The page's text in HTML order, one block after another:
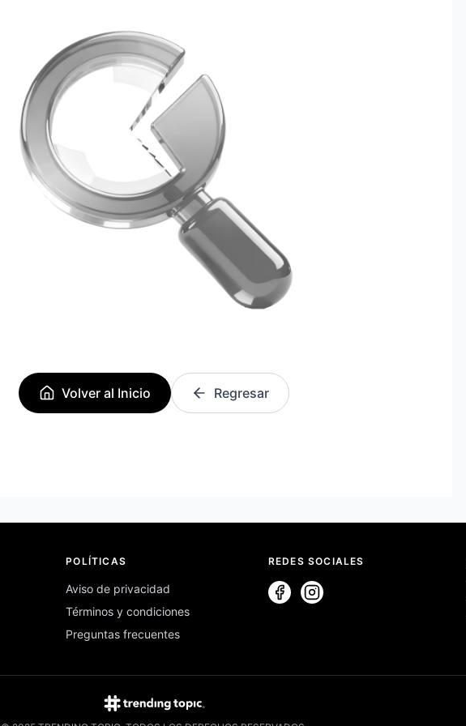
Volver al Inicio Regresar
POLÍTICAS
Aviso de privacidad
Términos y condiciones
Preguntas frecuentes
REDES SOCIALES